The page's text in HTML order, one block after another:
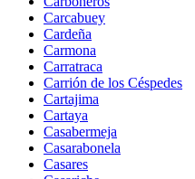
Carcabuey
Cardeña
Carmona
Carratraca
Carrión de los Céspedes
Cartajima
Cartaya
Casabermeja
Casarabonela
Casares